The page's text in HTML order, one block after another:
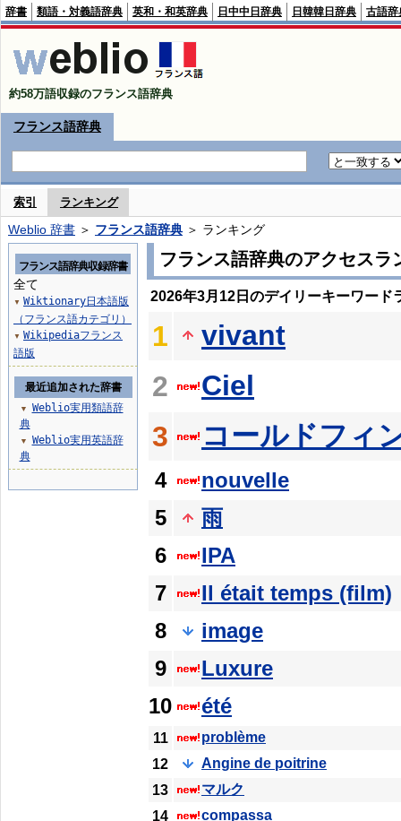
辞書 類語・対義語辞典 英和・和英辞典 日中中日辞典 日韓韓日辞典 古語辞
約58万語収録のフランス語辞典
フランス語辞典
索引 ランキング
Weblio 辞書 ＞ フランス語辞典 ＞ ランキング
フランス語辞典のアクセスラ
2026年3月12日のデイリーキーワード
1
vivant
2
Ciel
3
コールドフィ
4
nouvelle
5
雨
6
IPA
7
Il était temps (film)
8
image
9
Luxure
10
été
11
problème
12
Angine de poitrine
13
マルク
14
compassa
フランス語辞典収録辞書
全て
▼ Wiktionary日本語版
（フランス語カテゴリ）
▼ Wikipediaフランス
語版
最近追加された辞書
▼
Weblio実用類語辞
典
▼
Weblio実用英語辞
典